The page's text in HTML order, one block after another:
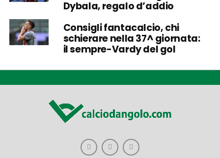
Dybala, regalo d’addio
Consigli fantacalcio, chi
schierare nella 37^ giornata:
il sempre-Vardy del gol